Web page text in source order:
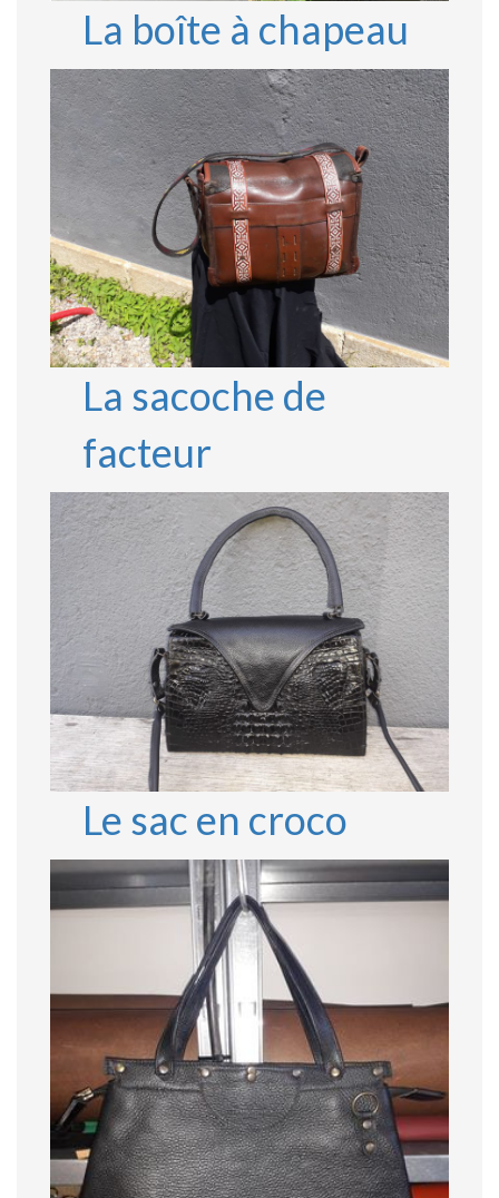
La boîte à chapeau
La sacoche de
facteur
Le sac en croco